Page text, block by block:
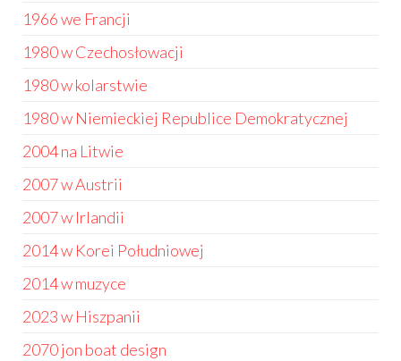
1966 we Francji
1980 w Czechosłowacji
1980 w kolarstwie
1980 w Niemieckiej Republice Demokratycznej
2004 na Litwie
2007 w Austrii
2007 w Irlandii
2014 w Korei Południowej
2014 w muzyce
2023 w Hiszpanii
2070 jon boat design